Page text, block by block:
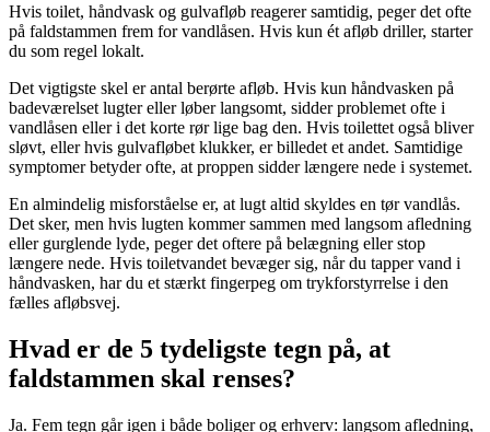
Hvis toilet, håndvask og gulvafløb reagerer samtidig, peger det ofte
på faldstammen frem for vandlåsen. Hvis kun ét afløb driller, starter
du som regel lokalt.
Det vigtigste skel er antal berørte afløb. Hvis kun håndvasken på
badeværelset lugter eller løber langsomt, sidder problemet ofte i
vandlåsen eller i det korte rør lige bag den. Hvis toilettet også bliver
sløvt, eller hvis gulvafløbet klukker, er billedet et andet. Samtidige
symptomer betyder ofte, at proppen sidder længere nede i systemet.
En almindelig misforståelse er, at lugt altid skyldes en tør vandlås.
Det sker, men hvis lugten kommer sammen med langsom afledning
eller gurglende lyde, peger det oftere på belægning eller stop
længere nede. Hvis toiletvandet bevæger sig, når du tapper vand i
håndvasken, har du et stærkt fingerpeg om trykforstyrrelse i den
fælles afløbsvej.
Hvad er de 5 tydeligste tegn på, at
faldstammen skal renses?
Ja. Fem tegn går igen i både boliger og erhverv: langsom afledning,